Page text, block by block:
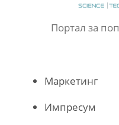
Портал за
Маркетинг
Импресум